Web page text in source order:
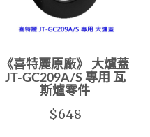
《喜特麗原廠》 大爐蓋
JT-GC209A/S 專用 瓦
斯爐零件
$648